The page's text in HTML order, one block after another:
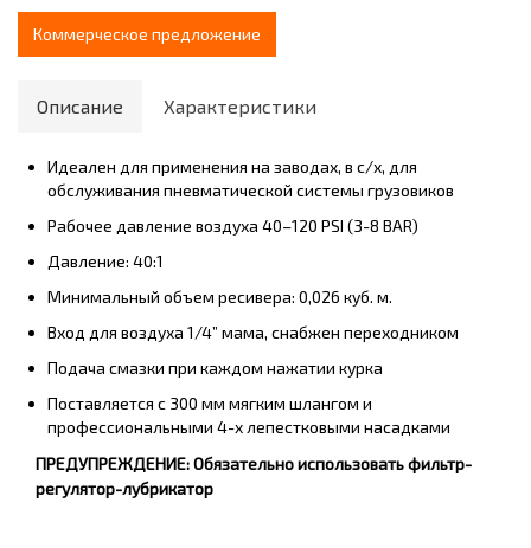
Коммерческое предложение
Описание Характеристики
Идеален для применения на заводах, в с/х, для
обслуживания пневматической системы грузовиков
Рабочее давление воздуха 40–120 PSI (3-8 BAR)
Давление: 40:1
Минимальный объем ресивера: 0,026 куб. м.
Вход для воздуха 1/4” мама, снабжен переходником
Подача смазки при каждом нажатии курка
Поставляется с 300 мм мягким шлангом и
профессиональными 4-х лепестковыми насадками
ПРЕДУПРЕЖДЕНИЕ: Обязательно использовать фильтр-
регулятор-лубрикатор